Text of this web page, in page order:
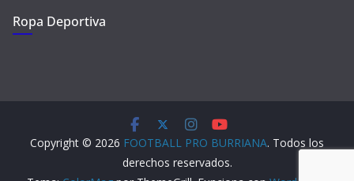
Ropa Deportiva
Copyright © 2026 FOOTBALL PRO BURRIANA. Todos los
derechos reservados.